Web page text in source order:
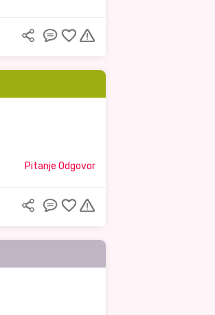
Pitanje Odgovor